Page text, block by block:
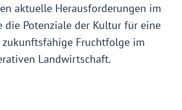
aktuelle Herausforderungen im
die Potenziale der Kultur für eine
Fruchtfolge im
Landwirtschaft.